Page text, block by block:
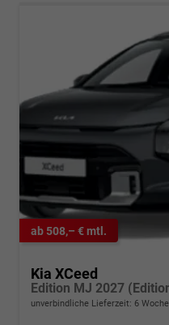
ab 508,– € mtl.
Kia XCeed
unverbindliche Lieferzeit: 6